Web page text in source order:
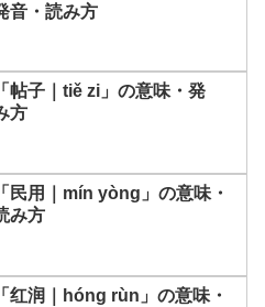
音・読み方
帖子｜tiě zi」の意味・発
方
民用｜mín yòng」の意味・
み方
红润｜hóng rùn」の意味・